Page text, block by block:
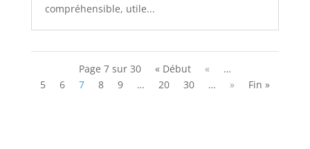
compréhensible, utile...
Page 7 sur 30 « Début «
…
5
6 7 8 9 … 20 30 … » Fin »